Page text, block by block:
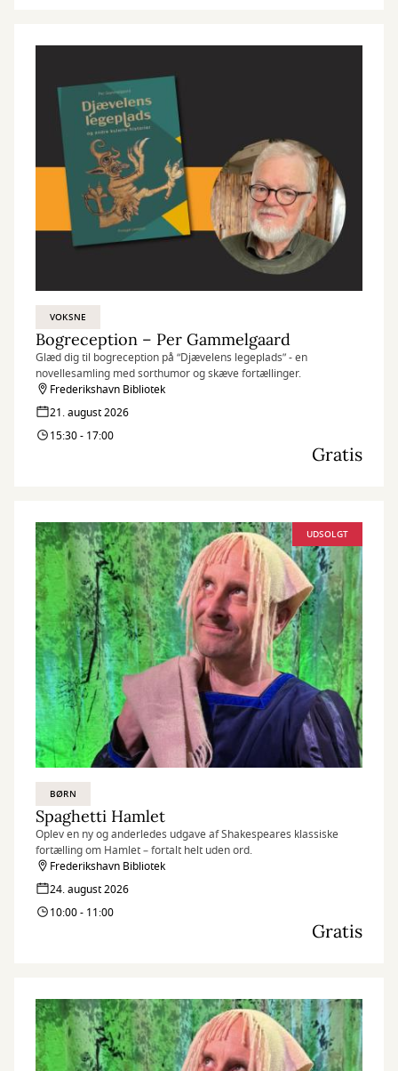
VOKSNE
Bogreception – Per Gammelgaard
Glæd dig til bogreception på “Djævelens legeplads” - en
novellesamling med sorthumor og skæve fortællinger.
Frederikshavn Bibliotek
21. august 2026
15:30 - 17:00
Gratis
UDSOLGT
BØRN
Spaghetti Hamlet
Oplev en ny og anderledes udgave af Shakespeares klassiske
fortælling om Hamlet – fortalt helt uden ord.
Frederikshavn Bibliotek
24. august 2026
10:00 - 11:00
Gratis